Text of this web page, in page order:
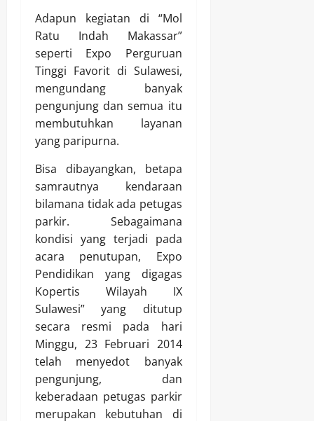
Adapun kegiatan di “Mol
Ratu Indah Makassar”
seperti Expo Perguruan
Tinggi Favorit di Sulawesi,
mengundang banyak
pengunjung dan semua itu
membutuhkan layanan
yang paripurna.
Bisa dibayangkan, betapa
samrautnya kendaraan
bilamana tidak ada petugas
parkir. Sebagaimana
kondisi yang terjadi pada
acara penutupan, Expo
Pendidikan yang digagas
Kopertis Wilayah IX
Sulawesi” yang ditutup
secara resmi pada hari
Minggu, 23 Februari 2014
telah menyedot banyak
pengunjung, dan
keberadaan petugas parkir
merupakan kebutuhan di